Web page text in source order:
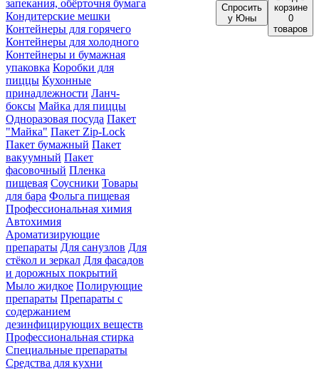
запекания, обёрточня бумага
Кондитерские мешки
Контейнеры для горячего
Контейнеры для холодного
Контейнеры и бумажная
упаковка Коробки для
пиццы Кухонные
принадлежности Ланч-
боксы Майка для пиццы
Одноразовая посуда Пакет
"Майка" Пакет Zip-Lock
Пакет бумажный Пакет
вакуумный Пакет
фасовочный Пленка
пищевая Соусники Товары
для бара Фольга пищевая
Профессиональная химия
Автохимия
Ароматизирующие
препараты Для санузлов Для
стёкол и зеркал Для фасадов
и дорожных покрытий
Мыло жидкое Полирующие
препараты Препараты с
содержанием
дезинфицирующих веществ
Профессиональная стирка
Специальные препараты
Средства для кухни
Спросить
у Юны
корзине
0
товаров